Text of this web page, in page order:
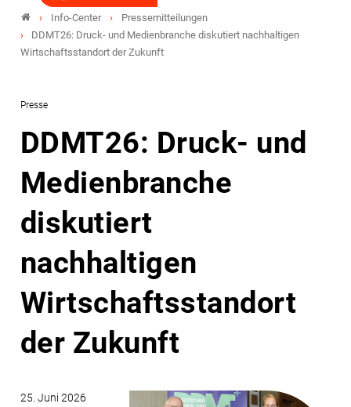
Info-Center
Pressemitteilungen
DDMT26: Druck- und Medienbranche diskutiert nachhaltigen
Wirtschaftsstandort der Zukunft
Presse
DDMT26: Druck- und
Medienbranche
diskutiert
nachhaltigen
Wirtschaftsstandort
der Zukunft
25. Juni 2026